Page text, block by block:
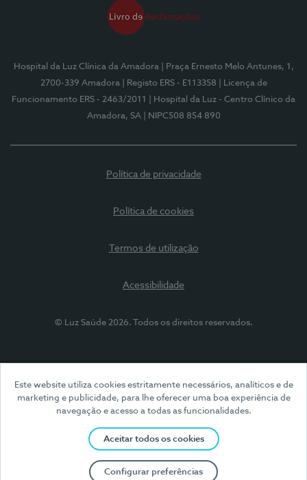
Este website utiliza cookies estritamente necessários, analíticos e de
marketing e publicidade, para lhe oferecer uma boa experiência de
navegação e acesso a todas as funcionalidades.
Aceitar todos os cookies
Configurar preferências
Hospital da Luz Clínica da Amadora
| Praça Ernesto Melo Antunes, 1,
2700-339 Amadora
| Registo ERS - E113358
| Licença de
Funcionamento ERS - 2463/2011
| Hospital da Luz - Centro Clínico da
Amadora, SA
| NIPC508 854 890
Política de privacidade
Política de cookies
Termos de utilização
Acessibilidade
© Luz Saúde 2026. Todos os direitos reservados.